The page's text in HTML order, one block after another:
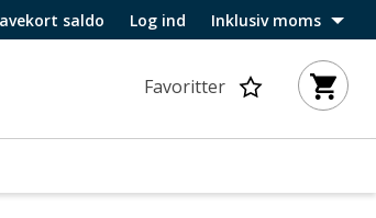
saldo Log ind Inklusiv moms
Favoritter